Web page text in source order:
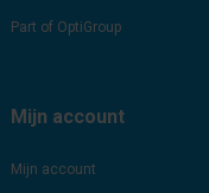
Part of OptiGroup
Mijn account
Mijn account